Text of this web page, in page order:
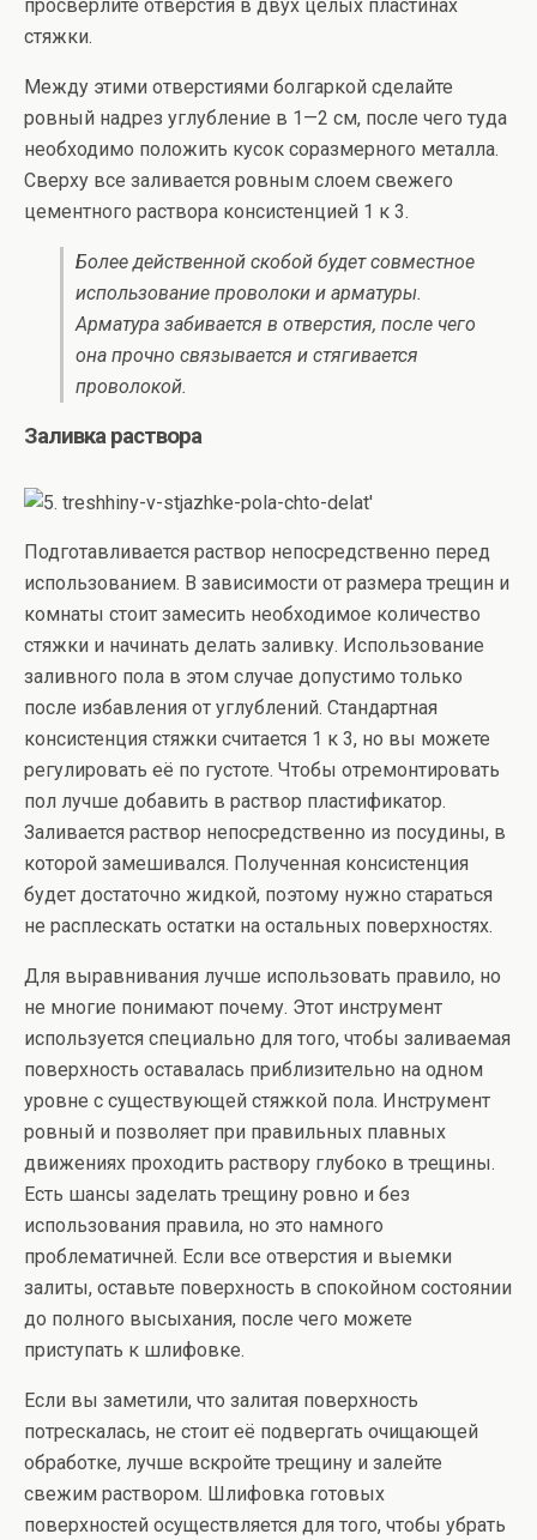
просверлите отверстия в двух целых пластинах
стяжки.
Между этими отверстиями болгаркой сделайте
ровный надрез углубление в 1—2 см, после чего туда
необходимо положить кусок соразмерного металла.
Сверху все заливается ровным слоем свежего
цементного раствора консистенцией 1 к 3.
Более действенной скобой будет совместное
использование проволоки и арматуры.
Арматура забивается в отверстия, после чего
она прочно связывается и стягивается
проволокой.
Заливка раствора
Подготавливается раствор непосредственно перед
использованием. В зависимости от размера трещин и
комнаты стоит замесить необходимое количество
стяжки и начинать делать заливку. Использование
заливного пола в этом случае допустимо только
после избавления от углублений. Стандартная
консистенция стяжки считается 1 к 3, но вы можете
регулировать её по густоте. Чтобы отремонтировать
пол лучше добавить в раствор пластификатор.
Заливается раствор непосредственно из посудины, в
которой замешивался. Полученная консистенция
будет достаточно жидкой, поэтому нужно стараться
не расплескать остатки на остальных поверхностях.
Для выравнивания лучше использовать правило, но
не многие понимают почему. Этот инструмент
используется специально для того, чтобы заливаемая
поверхность оставалась приблизительно на одном
уровне с существующей стяжкой пола. Инструмент
ровный и позволяет при правильных плавных
движениях проходить раствору глубоко в трещины.
Есть шансы заделать трещину ровно и без
использования правила, но это намного
проблематичней. Если все отверстия и выемки
залиты, оставьте поверхность в спокойном состоянии
до полного высыхания, после чего можете
приступать к шлифовке.
Если вы заметили, что залитая поверхность
потрескалась, не стоит её подвергать очищающей
обработке, лучше вскройте трещину и залейте
свежим раствором. Шлифовка готовых
поверхностей осуществляется для того, чтобы убрать